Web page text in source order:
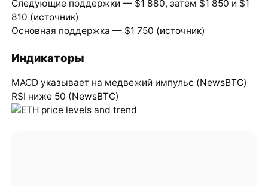
Следующие поддержки — $1 880, затем $1 850 и $1
810 (источник)
Основная поддержка — $1 750 (источник)
Индикаторы
MACD указывает на медвежий импульс (NewsBTC)
RSI ниже 50 (NewsBTC)